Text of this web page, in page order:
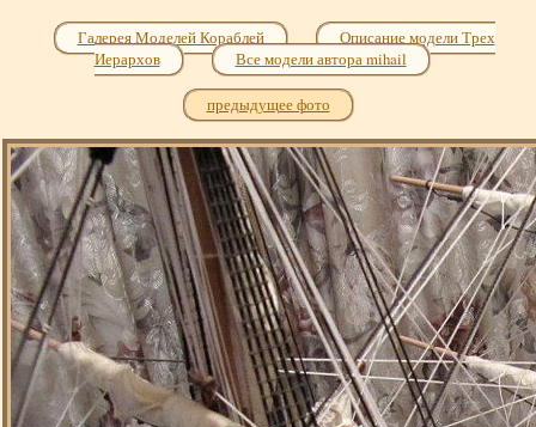
Галерея Моделей Кораблей
Описание модели Трех
Иерархов
Все модели автора mihail
предыдущее фото